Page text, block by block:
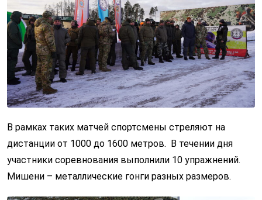
В рамках таких матчей спортсмены стреляют на
дистанции от 1000 до 1600 метров. В течении дня
участники соревнования выполнили 10 упражнений.
Мишени – металлические гонги разных размеров.